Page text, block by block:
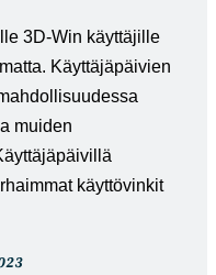
3D-Win käyttäjille
Käyttäjäpäivien
muiden
käyttövinkit